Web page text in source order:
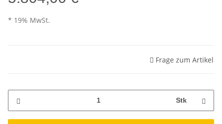
* 19% MwSt.
Frage zum Artikel
Stk